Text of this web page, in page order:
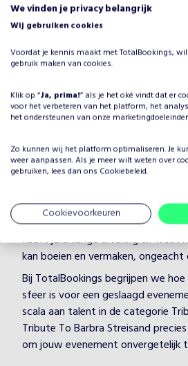
Streisand boeken
evenement?
zich mee, maar één ding is zeker:
entertainment onvergetelijk is. Door
artiest in de categorie
naar een hoger niveau tilt. A
heeft jarenlange ervaring en weet
kan boeien en vermaken,
Bij TotalBookings begrijpen we
sfeer is voor een geslaagd
scala aan talent in de categorie
Tribute To Barbra Streisand
om jouw evenement onvergetelijk
We vinden je privacy belangrijk
Wij gebruiken cookies
Voordat je kennis maakt met TotalBookings,
gebruik maken van cookies.
Klik op “Ja, prima!” als je het oké vindt dat er
voor het verbeteren van het platform, het
het ondersteunen van onze
Zo kunnen wij het platform optimaliseren. Je
weer aanpassen. Als je meer wilt weten over
gebruiken, lees dan ons Cookiebeleid.
Cookievoorkeuren